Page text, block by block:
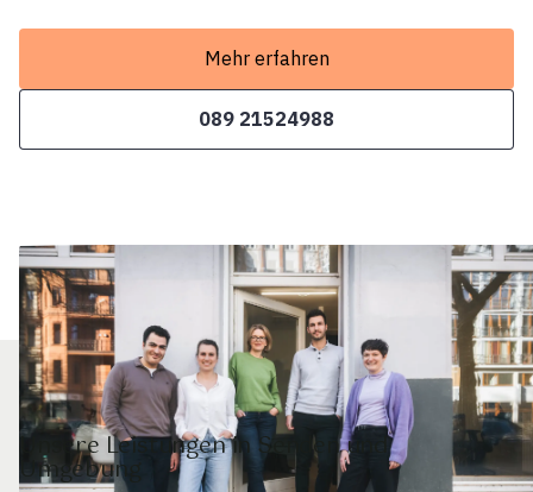
Mehr erfahren
089 21524988
Unsere Leistungen in Senden und
Umgebung